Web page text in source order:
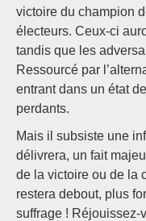
victoire du champion
électeurs. Ceux-ci
tandis que les
Ressourcé par
entrant dans un état
perdants.
Mais il subsiste une
délivrera, un fait
de la victoire ou de la
restera debout, plus
suffrage ! Réjouissez-